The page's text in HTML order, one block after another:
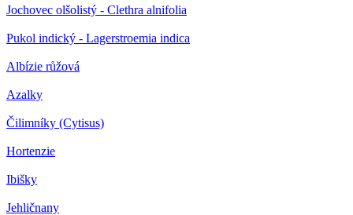
Jochovec olšolistý - Clethra alnifolia
Pukol indický - Lagerstroemia indica
Albízie růžová
Azalky
Čilimníky (Cytisus)
Hortenzie
Ibišky
Jehličnany